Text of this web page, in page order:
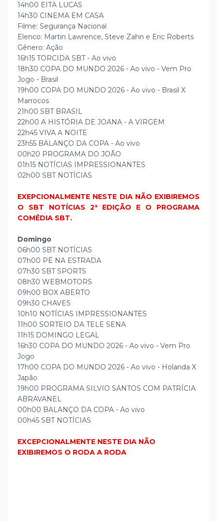
14h00 EITA LUCAS
14h30 CINEMA EM CASA
Filme: Segurança Nacional
Elenco: Martin Lawrence, Steve Zahn e Eric Roberts
Gênero: Ação
16h15 TORCIDA SBT - Ao vivo
18h30 COPA DO MUNDO 2026 - Ao vivo - Vem Pro
Jogo - Brasil
19h00 COPA DO MUNDO 2026 - Ao vivo - Brasil X
Marrocos
21h00 SBT BRASIL
22h00 A HISTÓRIA DE JOANA - A VIRGEM
22h45 VIVA A NOITE
23h55 BALANÇO DA COPA - Ao vivo
00h20 PROGRAMA DO JOÃO
01h15 NOTÍCIAS IMPRESSIONANTES
02h00 SBT NOTÍCIAS
EXEPCIONALMENTE NESTE DIA NÃO EXIBIREMOS
O SBT NOTÍCIAS 2ª EDIÇÃO E O PROGRAMA
COMÉDIA SBT.
Domingo
06h00 SBT NOTÍCIAS
07h00 PÉ NA ESTRADA
07h30 SBT SPORTS
08h30 WEBMOTORS
09h00 BOX ABERTO
09h30 CHAVES
10h10 NOTÍCIAS IMPRESSIONANTES
11h00 SORTEIO DA TELE SENA
11h15 DOMINGO LEGAL
16h30 COPA DO MUNDO 2026 - Ao vivo - Vem Pro
Jogo
17h00 COPA DO MUNDO 2026 - Ao vivo - Holanda X
Japão
19h00 PROGRAMA SILVIO SANTOS COM PATRÍCIA
ABRAVANEL
00h00 BALANÇO DA COPA - Ao vivo
00h45 SBT NOTÍCIAS
EXCEPCIONALMENTE NESTE DIA NÃO
EXIBIREMOS O RODA A RODA